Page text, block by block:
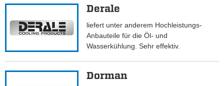
Derale
liefert unter anderem Hochleistungs-
Anbauteile für die Öl- und
Wasserkühlung. Sehr effektiv.
Dorman